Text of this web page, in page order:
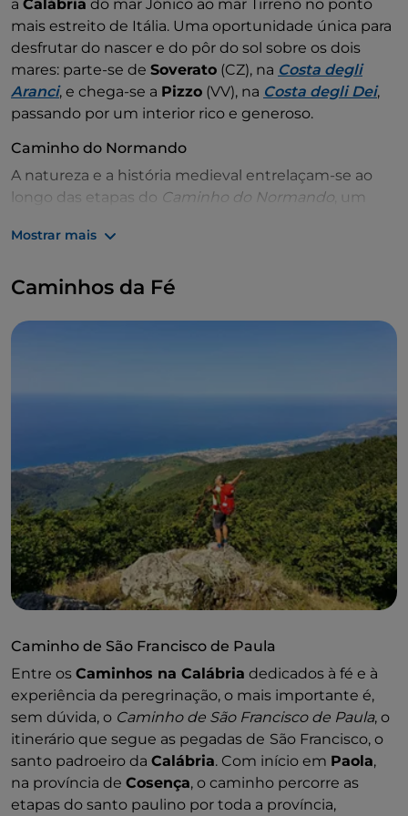
a Calábria do mar Jónico ao mar Tirreno no ponto
mais estreito de Itália. Uma oportunidade única para
desfrutar do nascer e do pôr do sol sobre os dois
mares: parte-se de Soverato (CZ), na Costa degli
Aranci, e chega-se a Pizzo (VV), na Costa degli Dei,
passando por um interior rico e generoso.
Caminho do Normando
A natureza e a história medieval entrelaçam-se ao
longo das etapas do Caminho do Normando , um
amantes da história do sul de Itália: ligado à figura do
família real de Altavilla, o
Valentia
Parque
Caminho da Magna Grécia
Entre os
Caminhos da Calábriaque visam
redescobrir o património histórico e arqueológico da
região, oCaminho da Magna Grécia está estruturado
como um circuito em «anel», que parte deCrotonee
regressa à cidade após 14 etapas repletas de
atrações arqueológicas, a começar peloParque
históricos e naturais e por locais ligados à figura
emblemática de Pitágoras.
Caminho do Bandido
Percorra a história do banditismo
naCalábriaseguindo os passos do famoso bandido
Musolino: oCaminho do Bandidoé o itinerário que
liga oParque Nacional de Aspromonte(RC)
Mostrar mais
Caminhos da Fé
Caminho de São Francisco de Paula
Entre os Caminhos na Calábria dedicados à fé e à
experiência da peregrinação, o mais importante é,
sem dúvida, o Caminho de São Francisco de Paula, o
itinerário que segue as pegadas de São Francisco, o
santo padroeiro da Calábria. Com início em Paola,
na província de Cosença, o caminho percorre as
etapas do santo paulino por toda a província,